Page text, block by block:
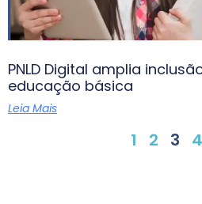
PNLD Digital amplia
educação básica
Leia Mais
1 2 3 4